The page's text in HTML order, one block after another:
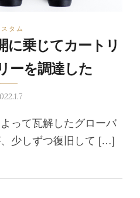
スタム
に乗じてカートリ
ーを調達した
って瓦解したグローバ
少しずつ復旧して […]